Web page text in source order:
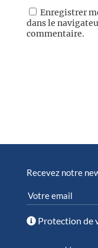
Enregistrer
dans le
commentaire.
Recevez notre
Protection de